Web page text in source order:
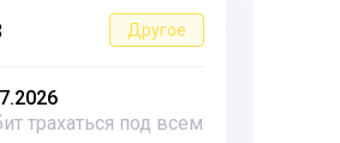
Другое
трахаться под всем